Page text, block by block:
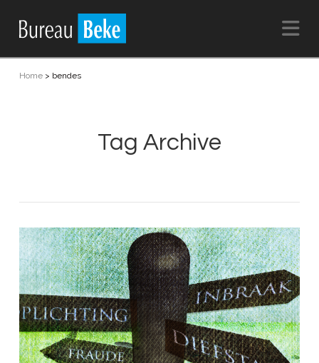
Home> bendes
Tag Archive